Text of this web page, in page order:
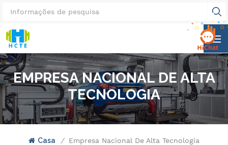
EMPRESA NACIONAL DE ALTA
TECNOLOGIA
Casa / Empresa Nacional De Alta Tecnologia